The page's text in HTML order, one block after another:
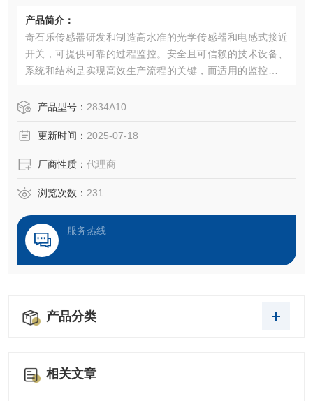
产品简介：
奇石乐传感器研发和制造高水准的光学传感器和电感式接近
开关，可提供可靠的过程监控。安全且可信赖的技术设备、
系统和结构是实现高效生产流程的关键，而适用的监控系统
控制（刀具浸入深度测量）等功能保证了冲压和成型过程中
程中的高可靠性和成本效益：故障可在早期阶段被检测到，
产品型号： 2834A10
更新时间： 2025-07-18
厂商性质： 代理商
浏览次数： 231
服务热线
产品分类
相关文章